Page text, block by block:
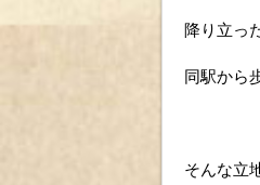
降り立っ
同駅から
そんな立